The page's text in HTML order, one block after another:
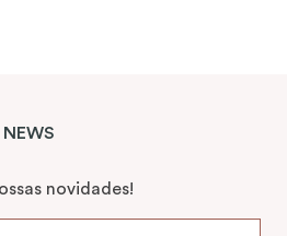
NEWS
novidades!